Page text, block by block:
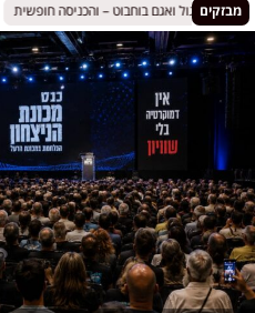
מבזקים
בר, מרגול ואגם בוחבוט – והכניסה חופשית
בר, מרגול ואגם בוחבוט – והכניסה חופשית